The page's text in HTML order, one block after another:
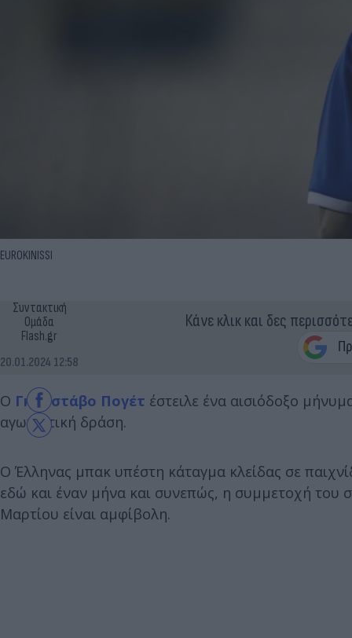
EUROKINISSI
Συντακτική
Ομάδα
Flash.gr
20.01.2024 12:58
Κάνε κλικ και δες
Ο Γκουστάβο Πογέτ έστειλε ένα αισιόδοξο
αγωνιστική δράση.
Ο Έλληνας μπακ υπέστη κάταγμα κλείδας σε
εδώ και έναν μήνα και συνεπώς, η συμμετοχή του
Μαρτίου είναι αμφίβολη.